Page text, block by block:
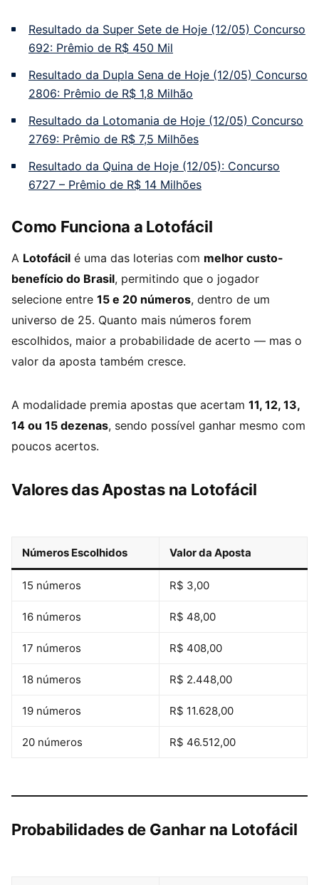
Resultado da Super Sete de Hoje (12/05) Concurso
692: Prêmio de R$ 450 Mil
Resultado da Dupla Sena de Hoje (12/05) Concurso
2806: Prêmio de R$ 1,8 Milhão
Resultado da Lotomania de Hoje (12/05) Concurso
2769: Prêmio de R$ 7,5 Milhões
Resultado da Quina de Hoje (12/05): Concurso
6727 – Prêmio de R$ 14 Milhões
Como Funciona a Lotofácil
A Lotofácil é uma das loterias com melhor custo-
benefício do Brasil, permitindo que o jogador
selecione entre 15 e 20 números, dentro de um
universo de 25. Quanto mais números forem
escolhidos, maior a probabilidade de acerto — mas o
valor da aposta também cresce.
A modalidade premia apostas que acertam 11, 12, 13,
14 ou 15 dezenas, sendo possível ganhar mesmo com
poucos acertos.
Valores das Apostas na Lotofácil
Números Escolhidos Valor da Aposta
15 números R$ 3,00
16 números R$ 48,00
17 números R$ 408,00
18 números R$ 2.448,00
19 números R$ 11.628,00
20 números R$ 46.512,00
Probabilidades de Ganhar na Lotofácil